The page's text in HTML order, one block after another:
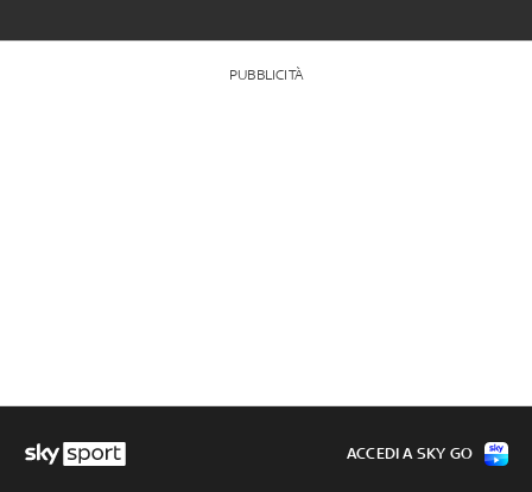
PUBBLICITÀ
ACCEDI A SKY GO